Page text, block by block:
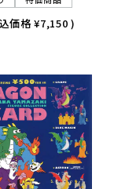
価格¥7,150 )